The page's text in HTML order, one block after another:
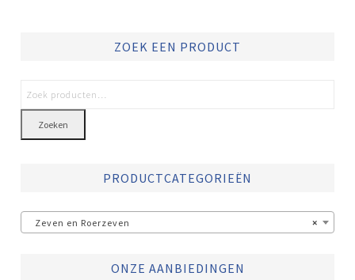
ZOEK EEN PRODUCT
Zoeken
PRODUCTCATEGORIEËN
×
Zeven en Roerzeven
ONZE AANBIEDINGEN